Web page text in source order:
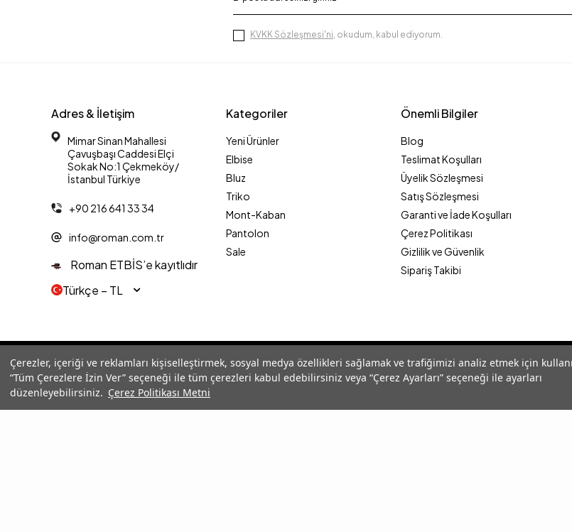
Çerezler, içeriği ve reklamları kişiselleştirmek, sosyal medya özellikleri sağlamak ve trafiğimizi analiz etmek için
“Tüm Çerezlere İzin Ver” seçeneği ile tüm çerezleri kabul edebilirsiniz veya “Çerez Ayarları” seçeneği ile ayarları
düzenleyebilirsiniz. Çerez Politikası Metni
KVKK Sözleşmesi'ni, okudum, kabul ediyorum.
Adres & İletişim
Mimar Sinan Mahallesi
Çavuşbaşı Caddesi Elçi
Sokak No:1 Çekmeköy/
İstanbul Türkiye
+90 216 641 33 34
info@roman.com.tr
Roman ETBİS’e kayıtlıdır
Türkçe − TL
Kategoriler
Yeni Ürünler
Elbise
Bluz
Triko
Mont-Kaban
Pantolon
Sale
Önemli Bilgiler
Blog
Teslimat Koşulları
Üyelik Sözleşmesi
Satış Sözleşmesi
Garanti ve İade Koşulları
Çerez Politikası
Gizlilik ve Güvenlik
Sipariş Takibi
© 2025 Roman® Tüm Hakları Saklıdır, İzinsiz kullanılamaz